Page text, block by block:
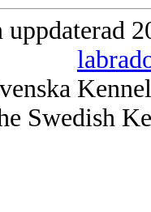
uppdaterad
Swedish